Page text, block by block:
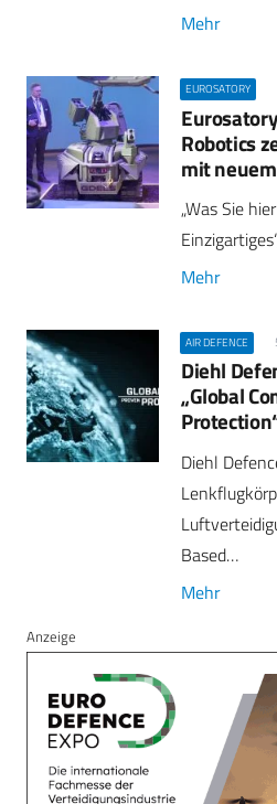
Mehr
EUROSATORY
Robotics
mit neuem
„Was Sie
Mehr
AIR DEFENCE
Diehl
„Global
Diehl
Based…
Mehr
Anzeige